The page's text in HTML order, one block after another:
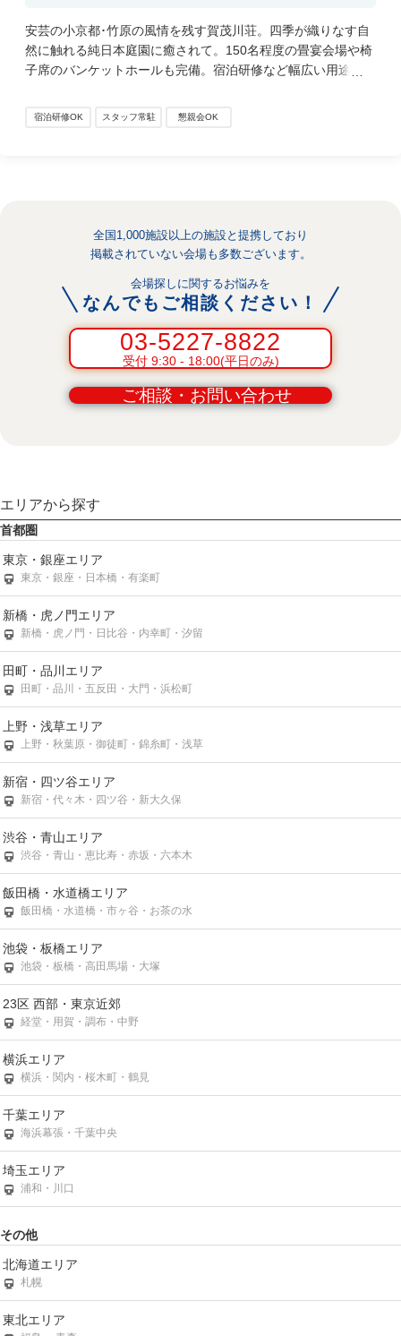
安芸の小京都･竹原の風情を残す賀茂川荘。四季が織りなす自
然に触れる純日本庭園に癒されて。150名程度の畳宴会場や椅
子席のバンケットホールも完備。宿泊研修など幅広い用途にご
宿泊研修OK スタッフ常駐 懇親会OK
全国1,000施設以上の施設と提携しており
掲載されていない会場も多数ございます。
会場探しに関するお悩みを
なんでもご相談ください！
03-5227-8822
受付 9:30 - 18:00(平日のみ)
ご相談・お問い合わせ
エリアから探す
首都圏
東京・銀座エリア
東京・銀座・日本橋・有楽町
新橋・虎ノ門エリア
新橋・虎ノ門・日比谷・内幸町・汐留
田町・品川エリア
田町・品川・五反田・大門・浜松町
上野・浅草エリア
上野・秋葉原・御徒町・錦糸町・浅草
新宿・四ツ谷エリア
新宿・代々木・四ツ谷・新大久保
渋谷・青山エリア
渋谷・青山・恵比寿・赤坂・六本木
飯田橋・水道橋エリア
飯田橋・水道橋・市ヶ谷・お茶の水
池袋・板橋エリア
池袋・板橋・高田馬場・大塚
23区 西部・東京近郊
経堂・用賀・調布・中野
横浜エリア
横浜・関内・桜木町・鶴見
千葉エリア
海浜幕張・千葉中央
埼玉エリア
浦和・川口
その他
北海道エリア
札幌
東北エリア